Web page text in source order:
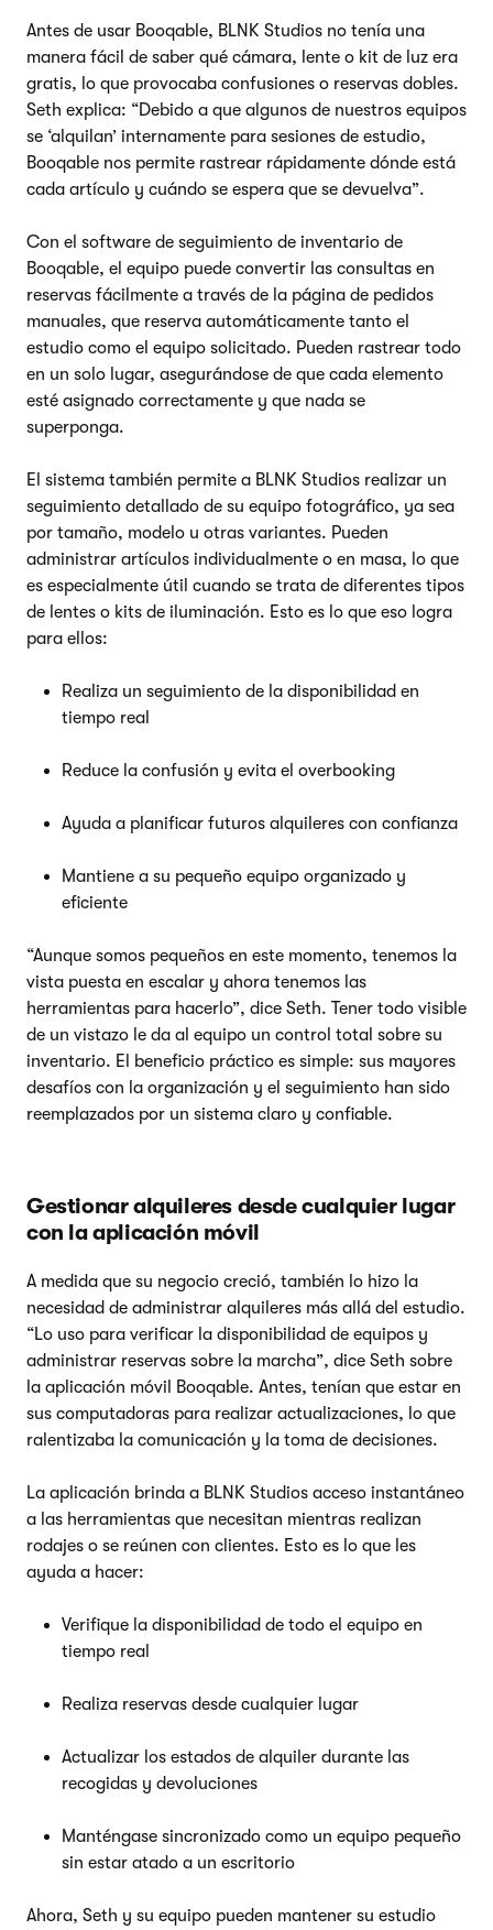
Antes de usar Booqable, BLNK Studios no tenía una
manera fácil de saber qué cámara, lente o kit de luz era
gratis, lo que provocaba confusiones o reservas dobles.
Seth explica: “Debido a que algunos de nuestros equipos
se ‘alquilan’ internamente para sesiones de estudio,
Booqable nos permite rastrear rápidamente dónde está
cada artículo y cuándo se espera que se devuelva”.
Con el software de seguimiento de inventario de
Booqable, el equipo puede convertir las consultas en
reservas fácilmente a través de la página de pedidos
manuales, que reserva automáticamente tanto el
estudio como el equipo solicitado. Pueden rastrear todo
en un solo lugar, asegurándose de que cada elemento
esté asignado correctamente y que nada se
superponga.
El sistema también permite a BLNK Studios realizar un
seguimiento detallado de su equipo fotográfico, ya sea
por tamaño, modelo u otras variantes. Pueden
administrar artículos individualmente o en masa, lo que
es especialmente útil cuando se trata de diferentes tipos
de lentes o kits de iluminación. Esto es lo que eso logra
para ellos:
Realiza un seguimiento de la disponibilidad en
tiempo real
Reduce la confusión y evita el overbooking
Ayuda a planificar futuros alquileres con confianza
Mantiene a su pequeño equipo organizado y
eficiente
“Aunque somos pequeños en este momento, tenemos la
vista puesta en escalar y ahora tenemos las
herramientas para hacerlo”, dice Seth. Tener todo visible
de un vistazo le da al equipo un control total sobre su
inventario. El beneficio práctico es simple: sus mayores
desafíos con la organización y el seguimiento han sido
reemplazados por un sistema claro y confiable.
Gestionar alquileres desde cualquier lugar
con la aplicación móvil
A medida que su negocio creció, también lo hizo la
necesidad de administrar alquileres más allá del estudio.
“Lo uso para verificar la disponibilidad de equipos y
administrar reservas sobre la marcha”, dice Seth sobre
la aplicación móvil Booqable. Antes, tenían que estar en
sus computadoras para realizar actualizaciones, lo que
ralentizaba la comunicación y la toma de decisiones.
La aplicación brinda a BLNK Studios acceso instantáneo
a las herramientas que necesitan mientras realizan
rodajes o se reúnen con clientes. Esto es lo que les
ayuda a hacer:
Verifique la disponibilidad de todo el equipo en
tiempo real
Realiza reservas desde cualquier lugar
Actualizar los estados de alquiler durante las
recogidas y devoluciones
Manténgase sincronizado como un equipo pequeño
sin estar atado a un escritorio
Ahora, Seth y su equipo pueden mantener su estudio